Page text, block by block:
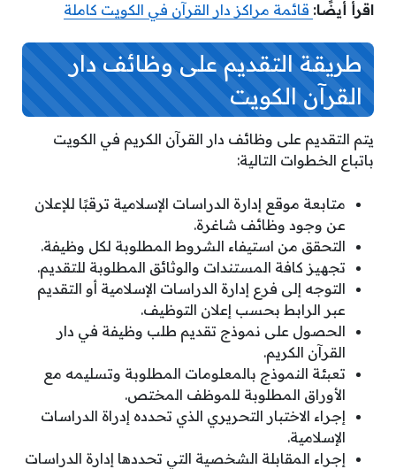
اقرأ أيضًا: قائمة مراكز دار القرآن في الكويت كاملة
طريقة التقديم على وظائف دار
القرآن الكويت
يتم التقديم على وظائف دار القرآن الكريم في الكويت
باتباع الخطوات التالية:
متابعة موقع إدارة الدراسات الإسلامية ترقبًا للإعلان
عن وجود وظائف شاغرة.
التحقق من استيفاء الشروط المطلوبة لكل وظيفة.
تجهيز كافة المستندات والوثائق المطلوبة للتقديم.
التوجه إلى فرع إدارة الدراسات الإسلامية أو التقديم
عبر الرابط بحسب إعلان التوظيف.
الحصول على نموذج تقديم طلب وظيفة في دار
القرآن الكريم.
تعبئة النموذج بالمعلومات المطلوبة وتسليمه مع
الأوراق المطلوبة للموظف المختص.
إجراء الاختبار التحريري الذي تحدده إدراة الدراسات
الإسلامية.
إجراء المقابلة الشخصية التي تحددها إدارة الدراسات